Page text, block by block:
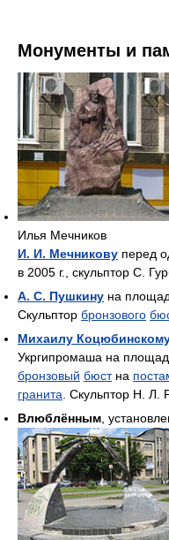
Монументы и
Илья Мечников
И. И. Мечникову перед
в 2005 г., скульптор С.
А. С. Пушкину на
Скульптор бронзового
Михаилу
Укргипромаша на
бронзовый бюстна
гранита . Скульптор Н. Л.
Влюблённым ,